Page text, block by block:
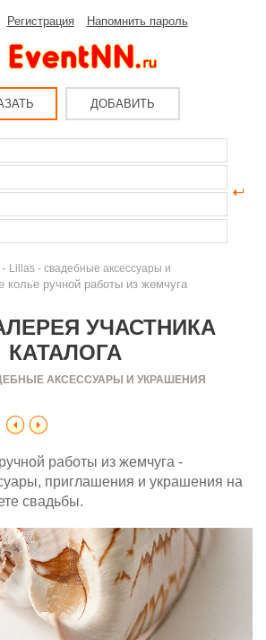
Регистрация Напомнить пароль
ДОБАВИТЬ
- Lillas - свадебные аксессуары и
колье ручной работы из жемчуга
УЧАСТНИКА
КАТАЛОГА
АКСЕССУАРЫ И УКРАШЕНИЯ
работы из жемчуга -
приглашения и украшения на
свадьбы.